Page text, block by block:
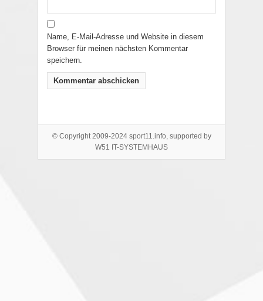
Name, E-Mail-Adresse und Website in diesem
Browser für meinen nächsten Kommentar
speichern.
© Copyright 2009-2024 sport11.info, supported by
W51 IT-SYSTEMHAUS